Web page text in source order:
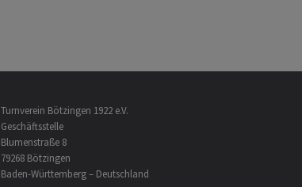
Turnverein Bötzingen 1922 e.V.
Geschäftsstelle
Blumenstraße 8
79268 Bötzingen
Baden-Württemberg – Deutschland